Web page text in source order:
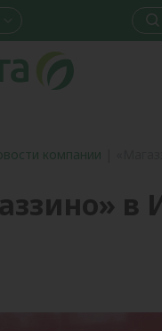
компании
в